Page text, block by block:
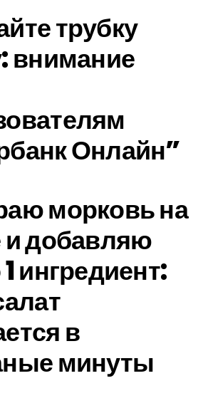
трубку
внимание
Онлайн”
морковь на
и добавляю
ингредиент:
в
минуты